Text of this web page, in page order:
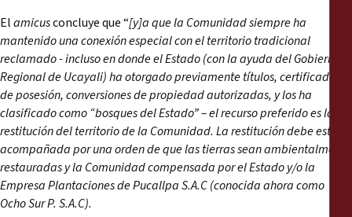
Elamicusconcluye que “[y]a que la Comunidad siempre ha
mantenido una conexión especial con el territorio tradicional
reclamado - incluso en donde el Estado (con la ayuda del Gobierno
Regional de Ucayali) ha otorgado previamente títulos, certificados
de posesión, conversiones de propiedad autorizadas, y los ha
clasificado como “bosques del Estado” – el recurso preferido es la
restitución del territorio de la Comunidad. La restitución debe estar
acompañada por una orden de que las tierras sean ambientalmente
restauradas y la Comunidad compensada por el Estado y/o la
Empresa Plantaciones de Pucallpa S.A.C (conocida ahora como
Ocho Sur P. S.A.C).